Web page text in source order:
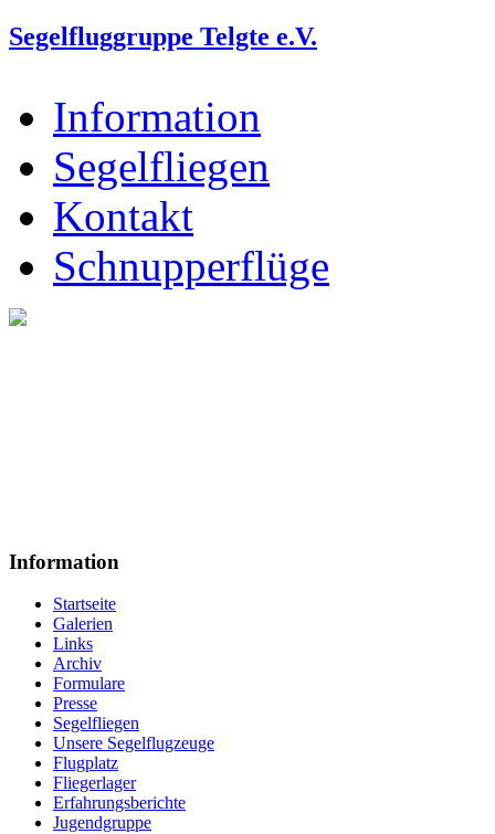
Segelfluggruppe Telgte e.V.
Information
Segelfliegen
Kontakt
Schnupperflüge
Information
Startseite
Galerien
Links
Archiv
Formulare
Presse
Segelfliegen
Unsere Segelflugzeuge
Flugplatz
Fliegerlager
Erfahrungsberichte
Jugendgruppe